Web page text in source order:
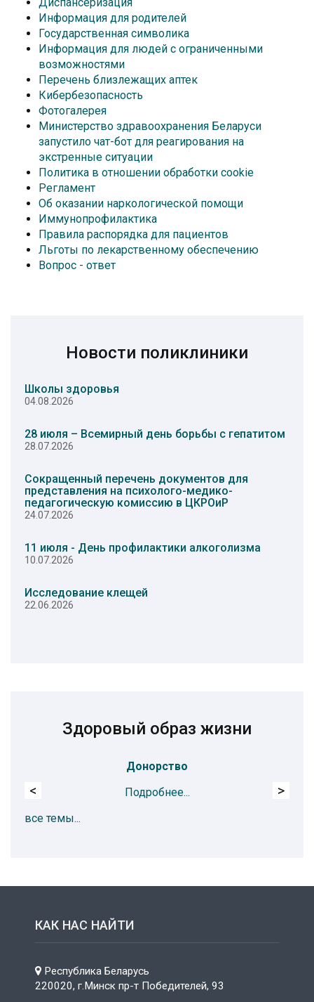
Информация для родителей
Государственная символика
Информация для людей с ограниченными
возможностями
Перечень близлежащих аптек
Кибербезопасность
Фотогалерея
Министерство здравоохранения Беларуси
запустило чат-бот для реагирования на
экстренные ситуации
Политика в отношении обработки cookie
Регламент
Об оказании наркологической помощи
Иммунопрофилактика
Правила распорядка для пациентов
Льготы по лекарственному обеспечению
Вопрос - ответ
Новости поликлиники
Школы здоровья
04.08.2026
28 июля – Всемирный день борьбы с гепатитом
28.07.2026
Сокращенный перечень документов для
представления на психолого-медико-
педагогическую комиссию в ЦКРОиР
24.07.2026
11 июля - День профилактики алкоголизма
10.07.2026
Исследование клещей
22.06.2026
Здоровый образ жизни
Донорство
Подробнее...
< >
все темы...
КАК НАС НАЙТИ
Республика Беларусь
220020, г.Минск пр-т Победителей, 93